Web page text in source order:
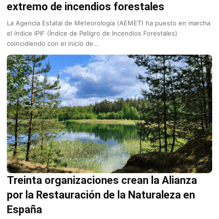
extremo de incendios forestales
La Agencia Estatal de Meteorología (AEMET) ha puesto en marcha
el índice IPIF (Índice de Peligro de Incendios Forestales)
coincidiendo con el inicio de…
Treinta organizaciones crean la Alianza
por la Restauración de la Naturaleza en
España